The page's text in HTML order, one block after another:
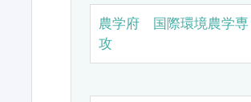
農学府 国際環境農学専
攻